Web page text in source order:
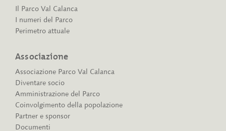
Il Parco Val Calanca
I numeri del Parco
Perimetro attuale
Associazione
Associazione Parco Val Calanca
Diventare socio
Amministrazione del Parco
Coinvolgimento della popolazione
Partner e sponsor
Documenti